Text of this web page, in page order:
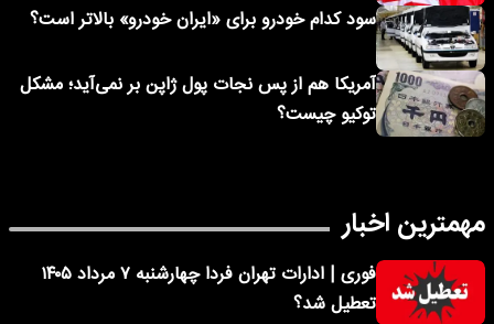
سود کدام خودرو برای «ایران خودرو» بالاتر است؟
آمریکا هم از پس نجات پول ژاپن بر نمی‌آید؛ مشکل
توکیو چیست؟
مهمترین اخبار
فوری | ادارات تهران فردا چهارشنبه ۷ مرداد ۱۴۰۵
تعطیل شد؟